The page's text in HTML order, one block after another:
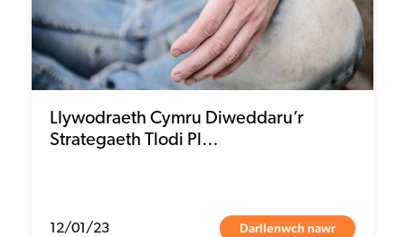
Llywodraeth Cymru Diweddaru’r
Strategaeth Tlodi Pl…
12/01/23 Darllenwch nawr